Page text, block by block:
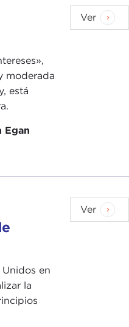
moderada
está
Egan
Ver
en
la
Ver